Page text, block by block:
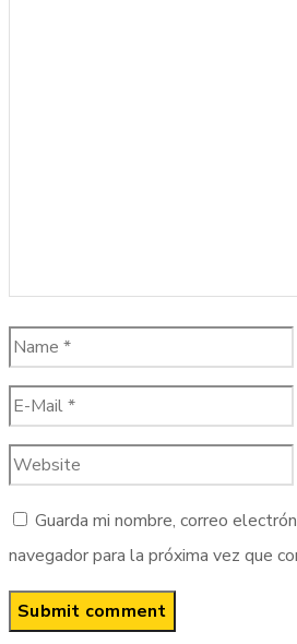
Guarda mi nombre, correo
navegador para la próxima vez que